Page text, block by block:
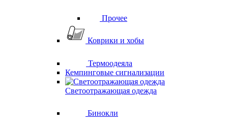
Прочее
Коврики и хобы
Термоодеяла
Кемпинговые сигнализации
Светоотражающая одежда
Бинокли